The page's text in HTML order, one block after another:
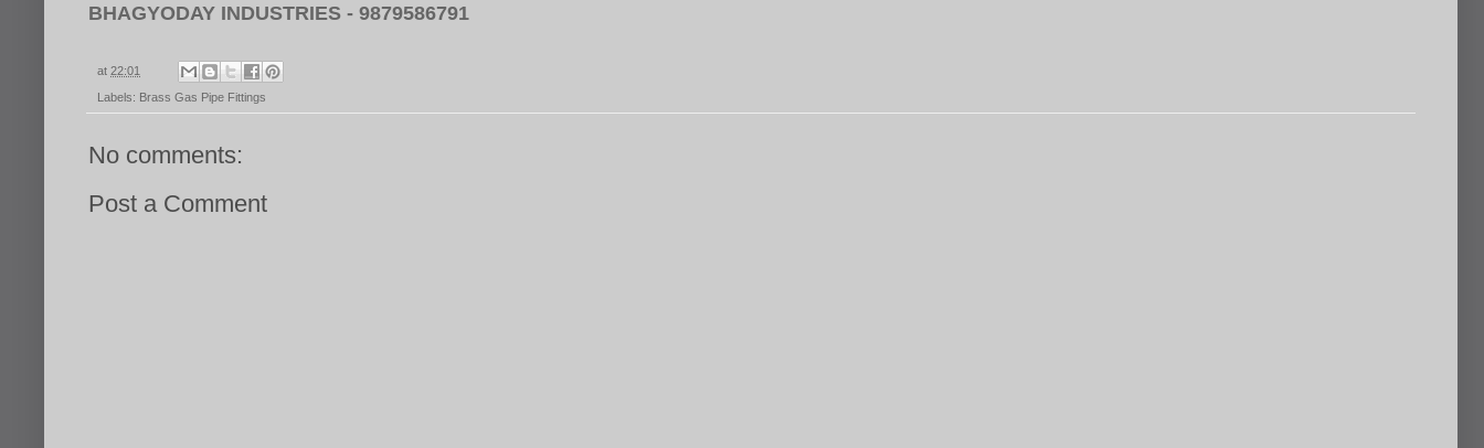
BHAGYODAY INDUSTRIES - 9879586791
at 22:01
Labels: Brass Gas Pipe Fittings
No comments:
Post a Comment